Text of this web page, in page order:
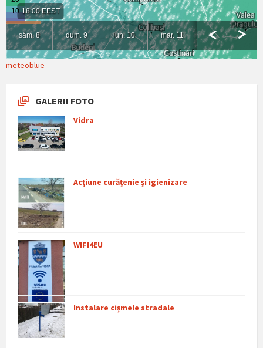
meteoblue
GALERII FOTO
Vidra
Acțiune curățenie și igienizare
WIFI4EU
Instalare cișmele stradale